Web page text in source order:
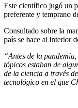
Este científico jugó un
preferente y temprano
Consultado sobre la
país se hace al interior
“Antes de la
tópicos estaban de
de la ciencia a través
tecnológico en el que